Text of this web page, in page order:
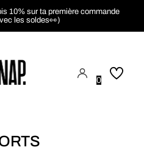
10% sur ta première commande
les soldes👀)
0